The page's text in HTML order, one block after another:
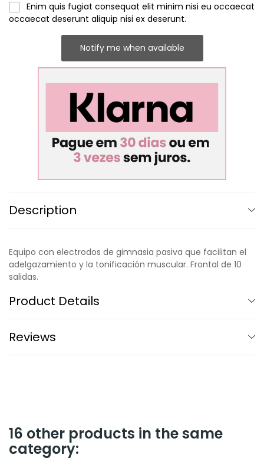
Enim quis fugiat consequat elit minim nisi eu occaecat
occaecat deserunt aliquip nisi ex deserunt.
Notify me when available
Description
Equipo con electrodos de gimnasia pasiva que facilitan el
adelgazamiento y la tonificación muscular. Frontal de 10
salidas.
Product Details
Reviews
16 other products in the same
category: